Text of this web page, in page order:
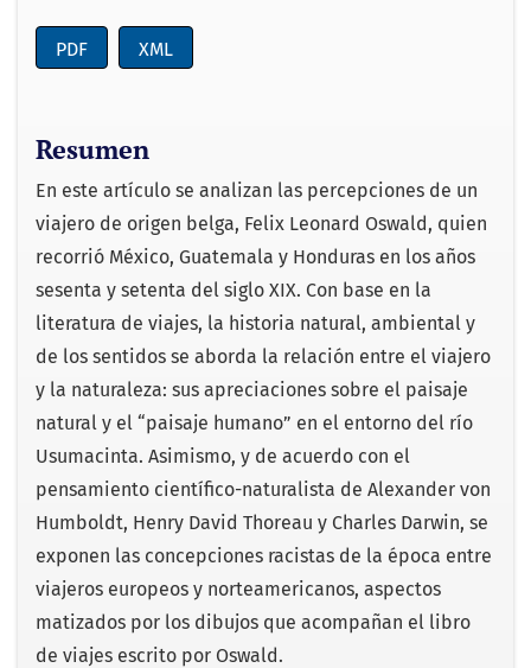
PDF XML
Resumen
En este artículo se analizan las percepciones de un
viajero de origen belga, Felix Leonard Oswald, quien
recorrió México, Guatemala y Honduras en los años
sesenta y setenta del siglo XIX. Con base en la
literatura de viajes, la historia natural, ambiental y
de los sentidos se aborda la relación entre el viajero
y la naturaleza: sus apreciaciones sobre el paisaje
natural y el “paisaje humano” en el entorno del río
Usumacinta. Asimismo, y de acuerdo con el
pensamiento científico-naturalista de Alexander von
Humboldt, Henry David Thoreau y Charles Darwin, se
exponen las concepciones racistas de la época entre
viajeros europeos y norteamericanos, aspectos
matizados por los dibujos que acompañan el libro
de viajes escrito por Oswald.